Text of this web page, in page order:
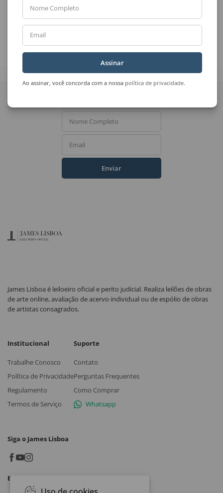
Marilda Passos Ramos
Caminhos
Casario
Nome Completo
Email
Assinar
Ao assinar, você concorda com a nossa política de privacidade.
Quer receber novidades
Nome Completo
Email
Enviar
James Lisboa é leiloeiro oficial e perito judicial. Realiza leilões de obras
de arte online, avaliação de acervo individual ou de espólio de obras
de artistas consagrados.
Institucional
Trabalhe Conosco
Política de Privacidade
Regulamento
Termos de Serviço
Suporte
Contato
Perguntas Frequentes
Como Comprar
Whatsapp
Siga o James Lisboa
Baixe o App